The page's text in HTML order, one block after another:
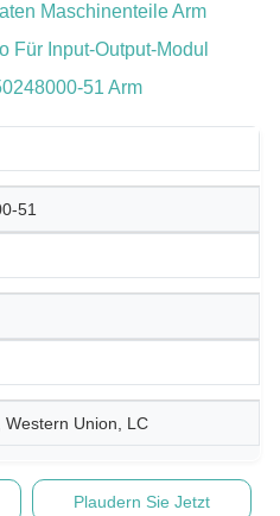
Maschinenteile Arm
Für Input-Output-Modul
51 Arm
51
Western Union, LC
Plaudern Sie Jetzt